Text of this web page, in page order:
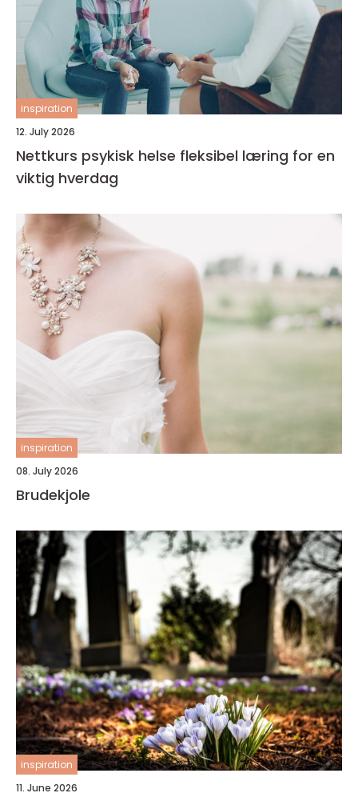
inspiration
12. July 2026
Nettkurs psykisk helse fleksibel læring for en
viktig hverdag
inspiration
08. July 2026
Brudekjole
inspiration
11. June 2026